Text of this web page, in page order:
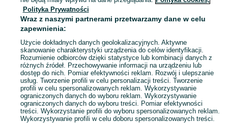
KATEGORIA
Mapa kategorii
Mapa miejscowości
Mapa ministron
Popularne wyszukiwania
Polityka Prywatności
Wraz z naszymi partnerami przetwarzamy dane w celu
zapewnienia:
Użycie dokładnych danych geolokalizacyjnych. Aktywne
skanowanie charakterystyki urządzenia do celów identyfikacji.
Rozumienie odbiorców dzięki statystyce lub kombinacji danych z
różnych źródeł. Przechowywanie informacji na urządzeniu lub
dostęp do nich. Pomiar efektywności reklam. Rozwój i ulepszanie
usług. Tworzenie profili w celu personalizacji treści. Tworzenie
profili w celu spersonalizowanych reklam. Wykorzystywanie
ograniczonych danych do wyboru reklam. Wykorzystywanie
ograniczonych danych do wyboru treści. Pomiar efektywności
treści. Wykorzystanie profili do wyboru spersonalizowanych reklam.
Wykorzystywanie profili w celu doboru spersonalizowanych treści.